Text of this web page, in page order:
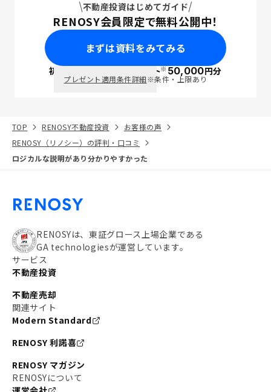
不動産投資はじめてガイド
RENOSY会員限定で無料公開中！
まずは資料をみてみる
初回面談で ポイント※50,000円分
プレゼント適用条件詳細※条件・上限あり
TOP RENOSY不動産投資
お客様の声
RENOSY（リノシー）の評判・口コミ
ロジカルな説明があり分かりやすかった
RENOSYは、東証グロース上場企業である
GA technologiesが運営しています。
サービス
不動産投資
不動産売却
関連サイト
Modern Standard
RENOSY 利諾喜
RENOSY マガジン
RENOSYについて